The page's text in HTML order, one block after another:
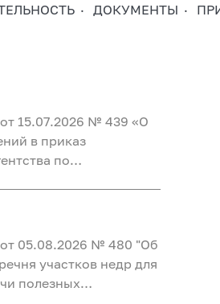
ДОКУМЕНТЫ
15.07.2026 № 439 «О
в приказ
по
геологического
средств
для
недр
счет федерального
05.08.2026 № 480 "Об
участков недр для
полезных